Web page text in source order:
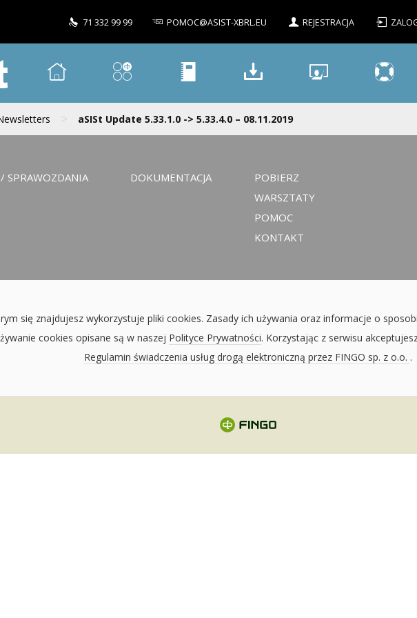
71 332 99 99 POMOC@ASIST-XBRL.EU REJESTRACJA
> aSISt Update 5.33.1.0 -> 5.33.4.0 – 08.11.2019
SPRAWOZDANIA DOKUMENTACJA
POBIERZ
WARSZTATY
POMOC
KONTAKT
się znajdujesz wykorzystuje pliki cookies. Zasady ich używania oraz informacje o
cookies opisane są w naszej Polityce Prywatności. Korzystając z serwisu
Regulamin świadczenia usług drogą elektroniczną przez FINGO sp. z o.o. .